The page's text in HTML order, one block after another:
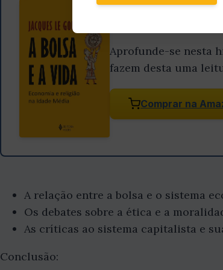
Aprofunde-se nesta
fazem desta uma
Comprar na
A relação entre a bolsa e o sistema
Os debates sobre a ética e a
As críticas ao sistema capitalista e
Conclusão: